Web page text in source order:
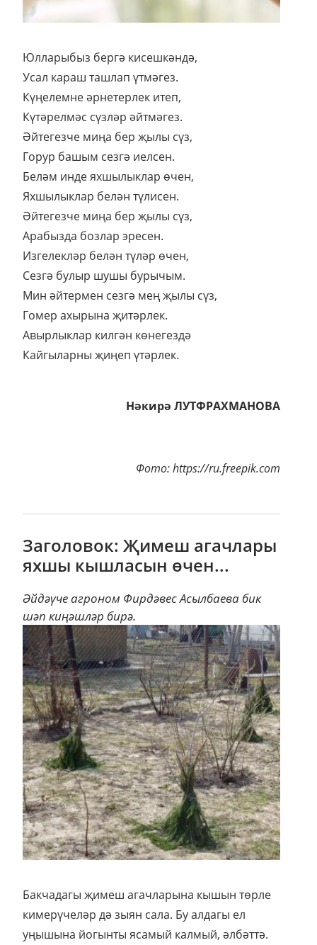
Юлларыбыз бергә кисешкәндә,
Усал караш ташлап үтмәгез.
Күңелемне әрнетерлек итеп,
Күтәрелмәс сүзләр әйтмәгез.
Әйтегезче миңа бер җылы сүз,
Горур башым сезгә иелсен.
Беләм инде яхшылыклар өчен,
Яхшылыклар белән түлисен.
Әйтегезче миңа бер җылы сүз,
Арабызда бозлар эресен.
Изгелекләр белән түләр өчен,
Сезгә булыр шушы бурычым.
Мин әйтермен сезгә мең җылы сүз,
Гомер ахырына җитәрлек.
Авырлыклар килгән көнегездә
Кайгыларны җиңеп үтәрлек.
Нәкирә ЛУТФРАХМАНОВА
Фото: https://ru.freepik.com
Заголовок: Җимеш агачлары
яхшы кышласын өчен...
Әйдәүче агроном Фирдәвес Асылбаева бик
шәп киңәшләр бирә.
Бакчадагы җимеш агачларына кышын төрле
кимерүчеләр дә зыян сала. Бу алдагы ел
уңышына йогынты ясамый калмый, әлбәттә.